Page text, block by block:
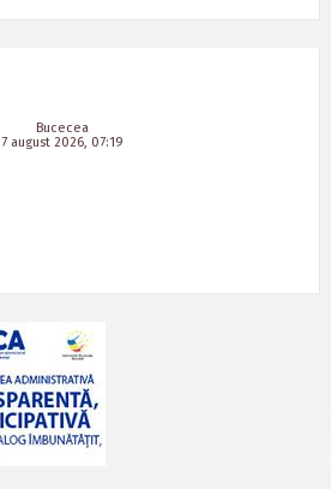
Bucecea
7 august 2026, 07:19